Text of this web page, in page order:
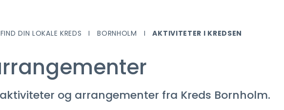
FIND DIN LOKALE KREDS BORNHOLM AKTIVITETER I KREDSEN
og arrangementer fra Kreds Bornholm.